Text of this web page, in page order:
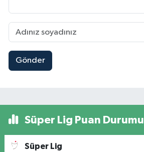
Gönder
Süper Lig Puan Durumu
Süper Lig